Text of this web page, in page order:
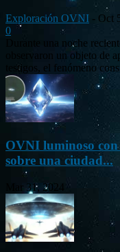
Exploración OVNI - Oct
0
Durante una noche
observaron un objeto de
testigos, el fenómeno
OVNI luminoso
sobre una ciudad...
Mar 31, 2024